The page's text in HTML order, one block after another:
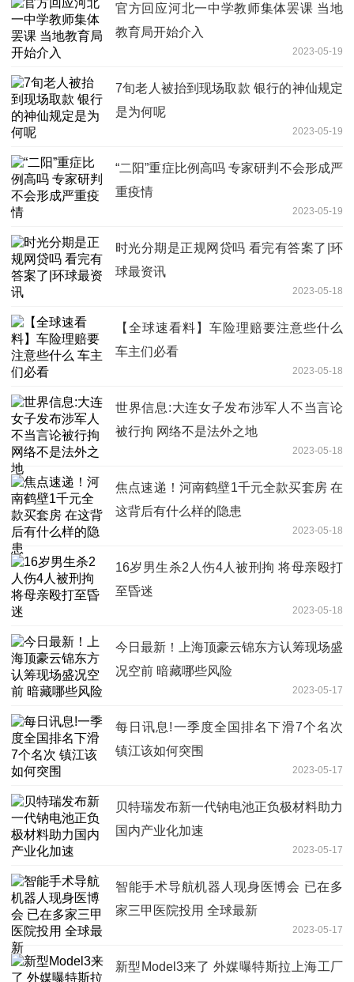
官方回应河北一中学教师集体罢课 当地
教育局开始介入
2023-05-19
7旬老人被抬到现场取款 银行的神仙规定
是为何呢
2023-05-19
“二阳”重症比例高吗 专家研判不会形成严
重疫情
2023-05-19
时光分期是正规网贷吗 看完有答案了|环
球最资讯
2023-05-18
【全球速看料】车险理赔要注意些什么
车主们必看
2023-05-18
世界信息:大连女子发布涉军人不当言论
被行拘 网络不是法外之地
2023-05-18
焦点速递！河南鹤壁1千元全款买套房 在
这背后有什么样的隐患
2023-05-18
16岁男生杀2人伤4人被刑拘 将母亲殴打
至昏迷
2023-05-18
今日最新！上海顶豪云锦东方认筹现场盛
况空前 暗藏哪些风险
2023-05-17
每日讯息!一季度全国排名下滑7个名次
镇江该如何突围
2023-05-17
贝特瑞发布新一代钠电池正负极材料助力
国内产业化加速
2023-05-17
智能手术导航机器人现身医博会 已在多
家三甲医院投用 全球最新
2023-05-17
新型Model3来了 外媒曝特斯拉上海工厂